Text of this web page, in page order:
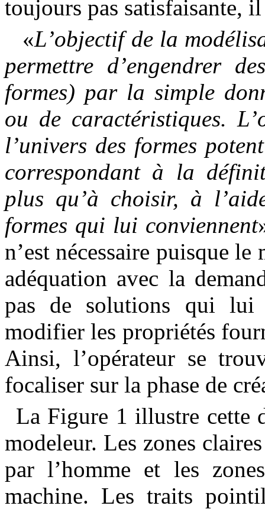
toujours pas satisfaisante,
«L’objectif de la
permettre d’engendrer
formes) par la simple
ou de caractéristiques.
l’univers des formes
correspondant à la
plus qu’à choisir, à
formes qui lui conviennent
n’est nécessaire puisque
adéquation avec la
pas de solutions qui lui
modifier les propriétés
Ainsi, l’opérateur se
focaliser sur la phase de
La Figure 1 illustre cette
modeleur. Les zones
par l’homme et les
machine. Les traits